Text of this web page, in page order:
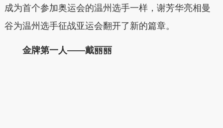
成为首个参加奥运会的温州选手一样，谢芳华亮相曼
谷为温州选手征战亚运会翻开了新的篇章。
金牌第一人——戴丽丽